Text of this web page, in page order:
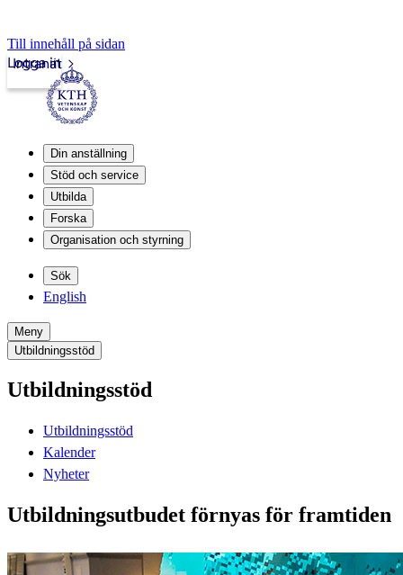
Till innehåll på sidan
Intranät
Logga in
Din anställning
Stöd och service
Utbilda
Forska
Organisation och styrning
Sök
English
Meny
Utbildningsstöd
Utbildningsstöd
Utbildningsstöd
Kalender
Nyheter
Utbildningsutbudet förnyas för framtiden